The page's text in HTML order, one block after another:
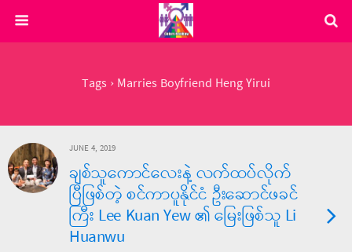
Tags › Marries Boyfriend Heng Yirui
JUNE 4, 2019
ချစ်သူကောင်လေးနဲ့ လက်ထပ်လိုက်
ပြီဖြစ်တဲ့ စင်ကာပူနိုင်ငံ ဦးဆောင်ဖခင်
ကြီး Lee Kuan Yew ၏ မြေးဖြစ်သူ Li
Huanwu